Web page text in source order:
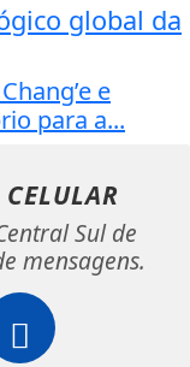
global da
e
para a...
Sul de
mensagens.